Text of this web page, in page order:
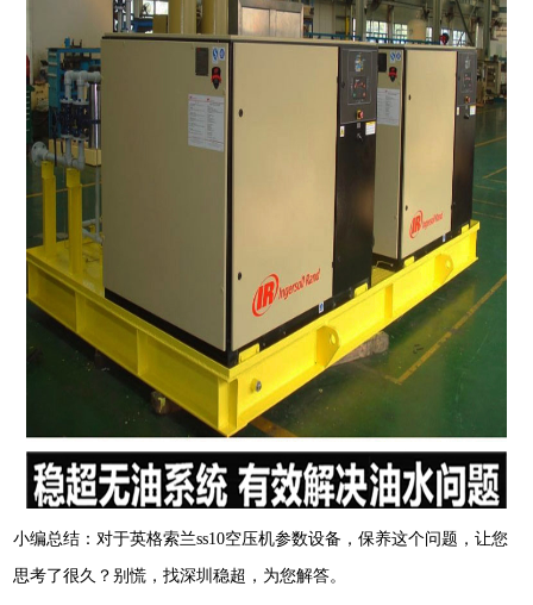
小编总结：对于英格索兰ss10空压机参数设备，保养这个问题，让您
思考了很久？别慌，找深圳稳超，为您解答。